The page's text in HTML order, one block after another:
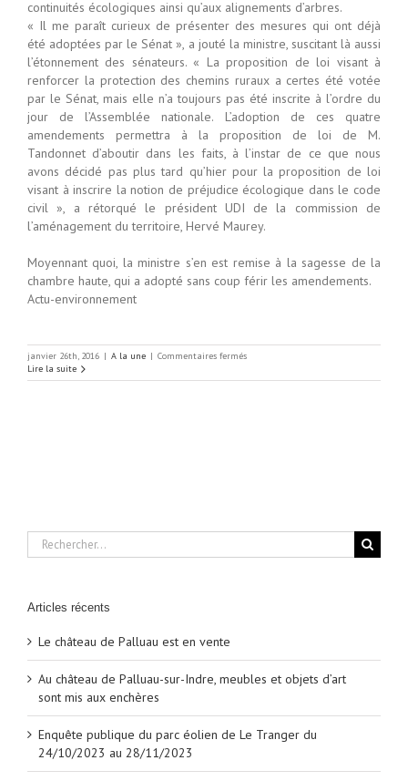
continuités écologiques ainsi qu’aux alignements d’arbres.
« Il me paraît curieux de présenter des mesures qui ont déjà
été adoptées par le Sénat », a jouté la ministre, suscitant là aussi
l’étonnement des sénateurs. « La proposition de loi visant à
renforcer la protection des chemins ruraux a certes été votée
par le Sénat, mais elle n’a toujours pas été inscrite à l’ordre du
jour de l’Assemblée nationale. L’adoption de ces quatre
amendements permettra à la proposition de loi de M.
Tandonnet d’aboutir dans les faits, à l’instar de ce que nous
avons décidé pas plus tard qu’hier pour la proposition de loi
visant à inscrire la notion de préjudice écologique dans le code
civil », a rétorqué le président UDI de la commission de
l’aménagement du territoire, Hervé Maurey.
Moyennant quoi, la ministre s’en est remise à la sagesse de la
chambre haute, qui a adopté sans coup férir les amendements.
Actu-environnement
janvier 26th, 2016 | A la une | Commentaires ferméssur
biodiversité
Lire la suite
Rechercher:
Articles récents
Le château de Palluau est en vente
Au château de Palluau-sur-Indre, meubles et objets d’art
sont mis aux enchères
Enquête publique du parc éolien de Le Tranger du
24/10/2023 au 28/11/2023